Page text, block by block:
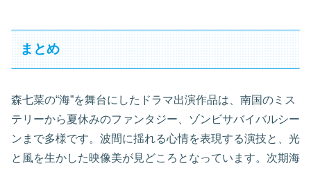
まとめ
森七菜の“海”を舞台にしたドラマ出演作品は、南国のミス
テリーから夏休みのファンタジー、ゾンビサバイバルシー
ンまで多様です。波間に揺れる心情を表現する演技と、光
と風を生かした映像美が見どころとなっています。次期海